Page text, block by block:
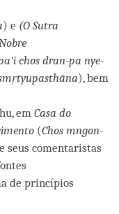
) e (O Sutra
chos dran-pa nye-
), bem
em Casa do
(Chos mngon-
seus comentaristas
de princípios